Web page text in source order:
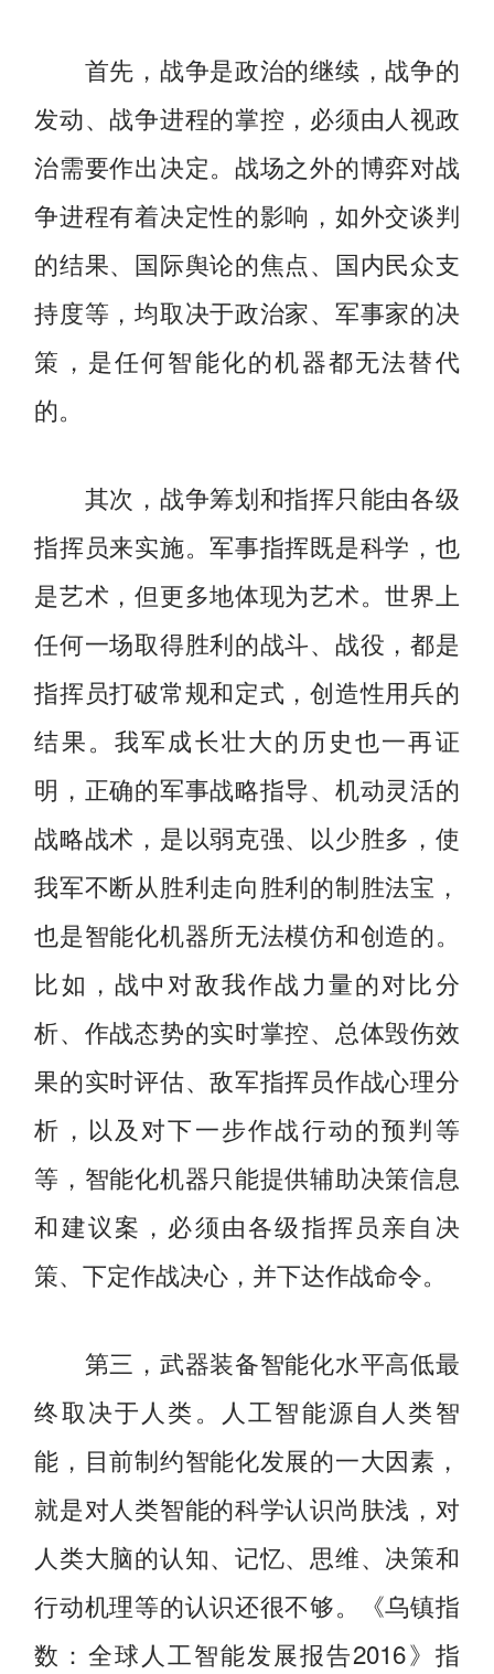
首先，战争是政治的继续，战争的
发动、战争进程的掌控，必须由人视政
治需要作出决定。战场之外的博弈对战
争进程有着决定性的影响，如外交谈判
的结果、国际舆论的焦点、国内民众支
持度等，均取决于政治家、军事家的决
策，是任何智能化的机器都无法替代
的。
其次，战争筹划和指挥只能由各级
指挥员来实施。军事指挥既是科学，也
是艺术，但更多地体现为艺术。世界上
任何一场取得胜利的战斗、战役，都是
指挥员打破常规和定式，创造性用兵的
结果。我军成长壮大的历史也一再证
明，正确的军事战略指导、机动灵活的
战略战术，是以弱克强、以少胜多，使
我军不断从胜利走向胜利的制胜法宝，
也是智能化机器所无法模仿和创造的。
比如，战中对敌我作战力量的对比分
析、作战态势的实时掌控、总体毁伤效
果的实时评估、敌军指挥员作战心理分
析，以及对下一步作战行动的预判等
等，智能化机器只能提供辅助决策信息
和建议案，必须由各级指挥员亲自决
策、下定作战决心，并下达作战命令。
第三，武器装备智能化水平高低最
终取决于人类。人工智能源自人类智
能，目前制约智能化发展的一大因素，
就是对人类智能的科学认识尚肤浅，对
人类大脑的认知、记忆、思维、决策和
行动机理等的认识还很不够。《乌镇指
数：全球人工智能发展报告2016》指